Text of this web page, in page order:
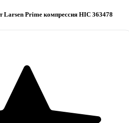
Prime компрессия HIC 363478